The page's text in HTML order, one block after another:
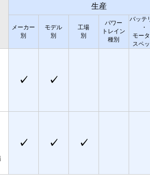
生産
メーカー
別
モデル
別
工場
別
パワー
トレイン
種別
バッテ
・
モー
スペ
✓ ✓
✓ ✓ ✓